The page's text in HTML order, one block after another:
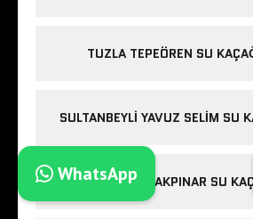
TUZLA TEPEÖREN SU
SULTANBEYLI YAVUZ SELIM SU
SANCAKTEPE AKPINAR SU
WhatsApp